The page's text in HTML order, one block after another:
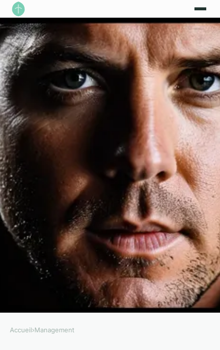
MANAGEMENT
Accueil›Management